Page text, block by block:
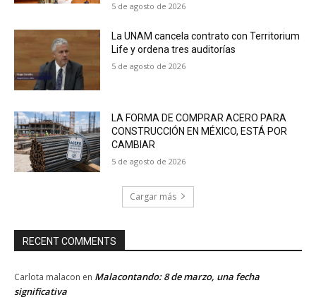
5 de agosto de 2026
La UNAM cancela contrato con Territorium
Life y ordena tres auditorías
5 de agosto de 2026
LA FORMA DE COMPRAR ACERO PARA
CONSTRUCCIÓN EN MÉXICO, ESTÁ POR
CAMBIAR
5 de agosto de 2026
Cargar más
RECENT COMMENTS
Carlota malacon en Malacontando: 8 de marzo, una fecha
significativa